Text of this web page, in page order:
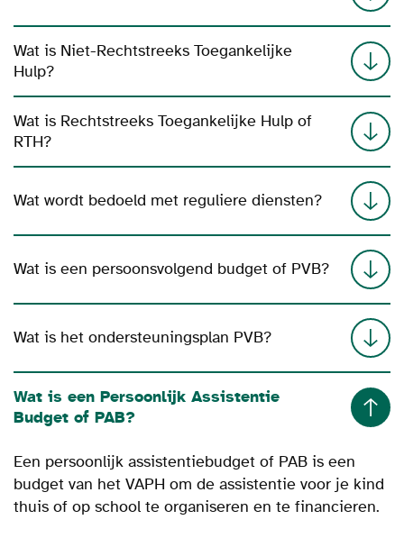
Wat is Niet-Rechtstreeks Toegankelijke
Hulp?
Wat is Rechtstreeks Toegankelijke Hulp of
RTH?
Wat wordt bedoeld met reguliere diensten?
Wat is een persoonsvolgend budget of PVB?
Wat is het ondersteuningsplan PVB?
Wat is een Persoonlijk Assistentie
Budget of PAB?
Een persoonlijk assistentiebudget of PAB is een
budget van het VAPH om de assistentie voor je kind
thuis of op school te organiseren en te financieren.